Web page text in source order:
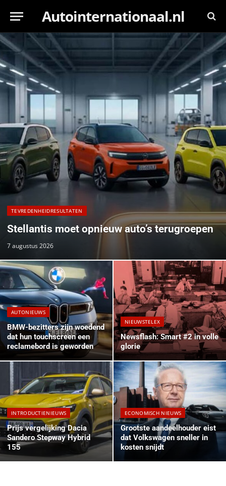
Autointernationaal.nl
TEVREDENHEIDRESULTATEN
Stellantis moet opnieuw auto’s terugroepen
7 augustus 2026
AUTONIEUWS
BMW-bezitters zijn woedend
dat hun touchscreen een ​​
reclamebord is geworden
NIEUWSTELEX
Newsflash: Smart #2 in volle
glorie
INTRODUCTIENIEUWS
Prijs vergelijking Dacia
Sandero Stepway Hybrid
155
ECONOMISCH NIEUWS
Grootste aandeelhouder eist
dat Volkswagen sneller in
kosten snijdt